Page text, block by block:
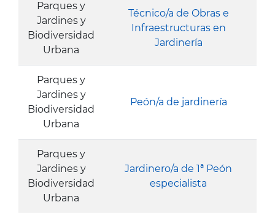
Parques y
Jardines y
Biodiversidad
Urbana
Técnico/a de Obras e
Infraestructuras en
Jardinería
Parques y
Jardines y
Biodiversidad
Urbana
Peón/a de jardinería
Parques y
Jardines y
Biodiversidad
Urbana
Jardinero/a de 1ª Peón
especialista